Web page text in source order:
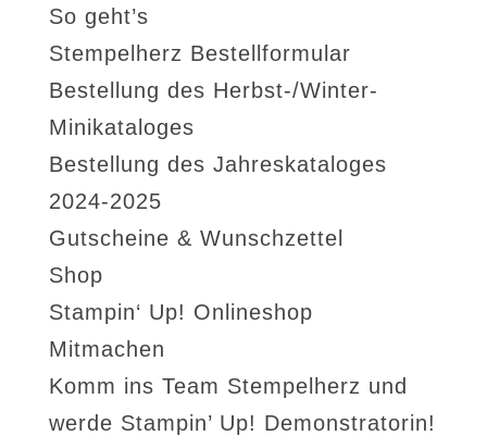
So geht’s
Stempelherz Bestellformular
Bestellung des Herbst-/Winter-
Minikataloges
Bestellung des Jahreskataloges
2024-2025
Gutscheine & Wunschzettel
Shop
Stampin‘ Up! Onlineshop
Mitmachen
Komm ins Team Stempelherz und
werde Stampin’ Up! Demonstratorin!